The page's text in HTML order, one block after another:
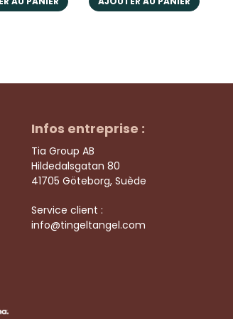
Infos entreprise :
Tia Group AB
Hildedalsgatan 80
41705 Göteborg, Suède
Service client :
info@tingeltangel.com